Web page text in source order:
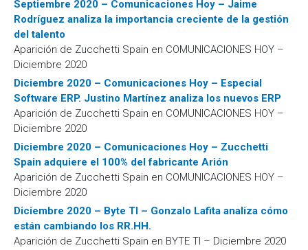
n
t
o
Septiembre 2020 – Comunicaciones Hoy – Jaime
Rodríguez analiza la importancia creciente de la gestión
del talento
Aparición de Zucchetti Spain en COMUNICACIONES HOY –
Diciembre 2020
Diciembre 2020 – Comunicaciones Hoy – Especial
Software ERP. Justino Martínez analiza los nuevos ERP
Aparición de Zucchetti Spain en COMUNICACIONES HOY –
Diciembre 2020
Diciembre 2020 – Comunicaciones Hoy – Zucchetti
Spain adquiere el 100% del fabricante Arión
Aparición de Zucchetti Spain en COMUNICACIONES HOY –
Diciembre 2020
Diciembre 2020 – Byte TI – Gonzalo Lafita analiza cómo
están cambiando los RR.HH.
Aparición de Zucchetti Spain en BYTE TI – Diciembre 2020